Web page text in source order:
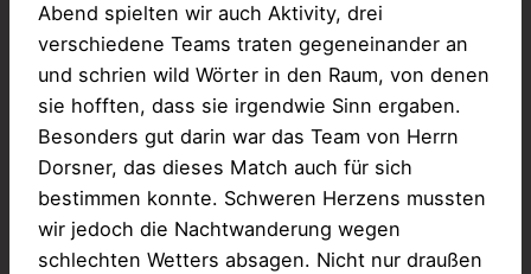
Abend spielten wir auch Aktivity, drei
verschiedene Teams traten gegeneinander an
und schrien wild Wörter in den Raum, von denen
sie hofften, dass sie irgendwie Sinn ergaben.
Besonders gut darin war das Team von Herrn
Dorsner, das dieses Match auch für sich
bestimmen konnte. Schweren Herzens mussten
wir jedoch die Nachtwanderung wegen
schlechten Wetters absagen. Nicht nur draußen